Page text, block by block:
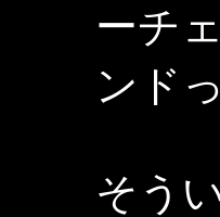
ーチ
ンド
そう